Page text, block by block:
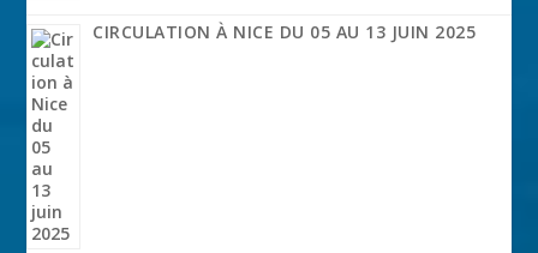
CIRCULATION À NICE DU 05 AU 13 JUIN 2025